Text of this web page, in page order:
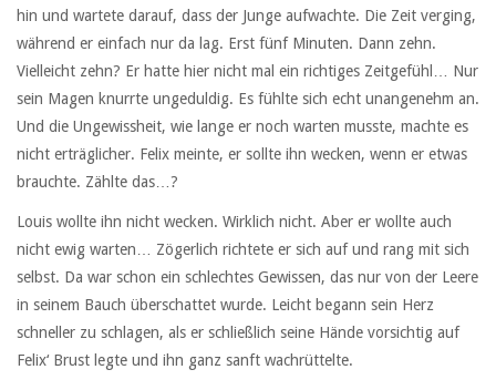
hin und wartete darauf, dass der Junge aufwachte. Die Zeit verging,
während er einfach nur da lag. Erst fünf Minuten. Dann zehn.
Vielleicht zehn? Er hatte hier nicht mal ein richtiges Zeitgefühl… Nur
sein Magen knurrte ungeduldig. Es fühlte sich echt unangenehm an.
Und die Ungewissheit, wie lange er noch warten musste, machte es
nicht erträglicher. Felix meinte, er sollte ihn wecken, wenn er etwas
brauchte. Zählte das…?
Louis wollte ihn nicht wecken. Wirklich nicht. Aber er wollte auch
nicht ewig warten… Zögerlich richtete er sich auf und rang mit sich
selbst. Da war schon ein schlechtes Gewissen, das nur von der Leere
in seinem Bauch überschattet wurde. Leicht begann sein Herz
schneller zu schlagen, als er schließlich seine Hände vorsichtig auf
Felix‘ Brust legte und ihn ganz sanft wachrüttelte.